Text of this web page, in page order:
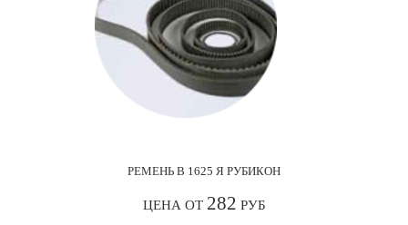
РЕМЕНЬ В 1625 Я РУБИКОН
ЦЕНА ОТ 282 РУБ